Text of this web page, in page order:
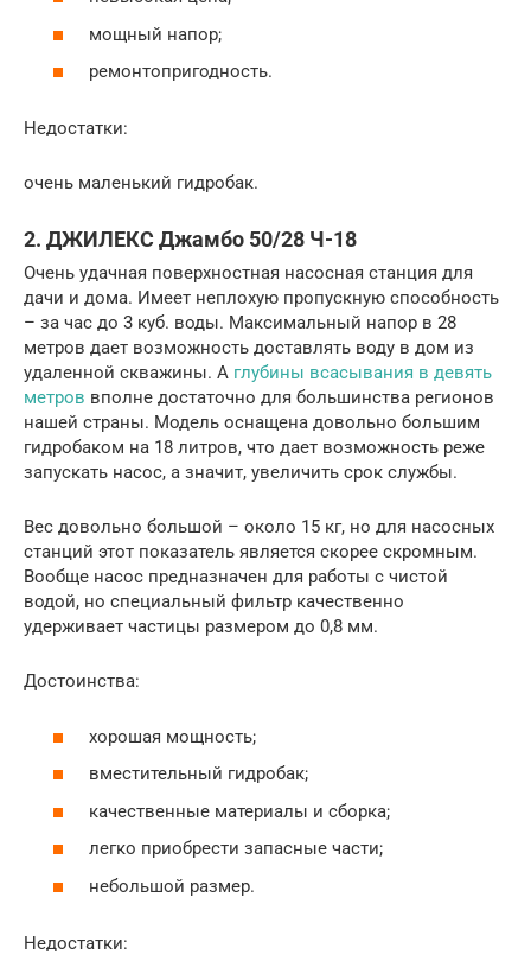
мощный напор;
ремонтопригодность.
Недостатки:
очень маленький гидробак.
2. ДЖИЛЕКС Джамбо 50/28 Ч-18
Очень удачная поверхностная насосная станция для
дачи и дома. Имеет неплохую пропускную способность
– за час до 3 куб. воды. Максимальный напор в 28
метров дает возможность доставлять воду в дом из
удаленной скважины. А глубины всасывания в девять
метров вполне достаточно для большинства регионов
нашей страны. Модель оснащена довольно большим
гидробаком на 18 литров, что дает возможность реже
запускать насос, а значит, увеличить срок службы.
Вес довольно большой – около 15 кг, но для насосных
станций этот показатель является скорее скромным.
Вообще насос предназначен для работы с чистой
водой, но специальный фильтр качественно
удерживает частицы размером до 0,8 мм.
Достоинства:
хорошая мощность;
вместительный гидробак;
качественные материалы и сборка;
легко приобрести запасные части;
небольшой размер.
Недостатки: